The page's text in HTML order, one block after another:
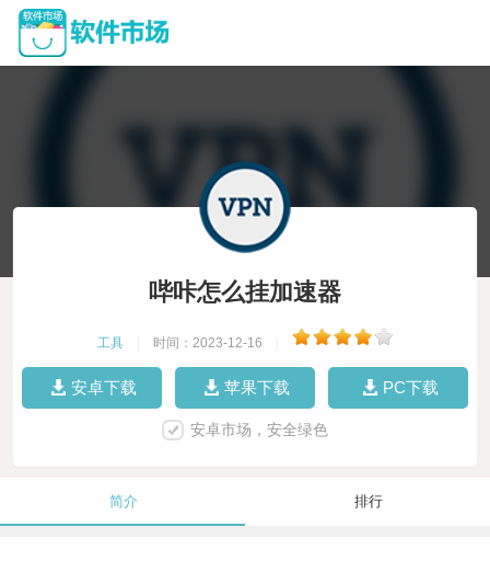
哔咔怎么挂加速器
工具 时间：2023-12-16
安卓下载 苹果下载 PC下载
安卓市场，安全绿色
简介 排行